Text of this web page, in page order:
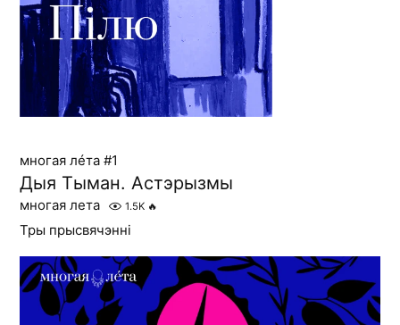
многая лéта #1
Дыя Тыман. Астэрызмы
многая лета 1.5K 🔥
Тры прысвячэнні